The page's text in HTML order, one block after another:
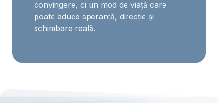
convingere, ci un mod de viață care
poate aduce speranță, direcție și
schimbare reală.